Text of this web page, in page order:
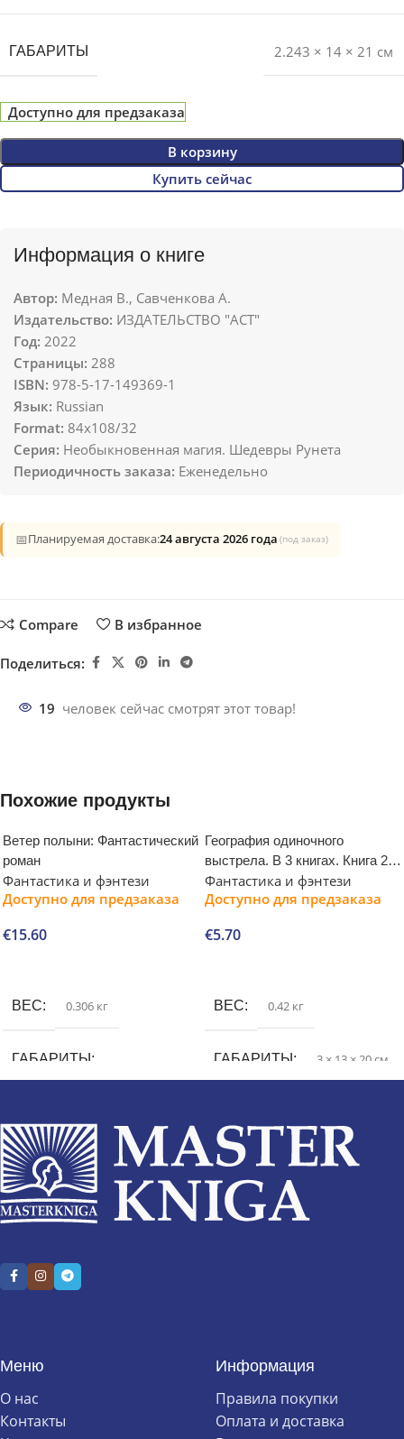
ГАБАРИТЫ 2.243 × 14 × 21 см
Доступно для предзаказа
В корзину
Купить сейчас
Информация о книге
Автор: Медная В., Савченкова А.
Издательство: ИЗДАТЕЛЬСТВО "АСТ"
Год: 2022
Страницы: 288
ISBN: 978-5-17-149369-1
Язык: Russian
Format: 84x108/32
Серия: Необыкновенная магия. Шедевры Рунета
Периодичность заказа: Еженедельно
📅Планируемая доставка:24 августа 2026 года (под заказ)
Compare В избранное
Поделиться:
19 человек сейчас смотрят этот товар!
Похожие продукты
Ветер полыни: Фантастический
роман
Фантастика и фэнтези
Доступно для предзаказа
€15.60
ВЕС 0.306 кг
ГАБАРИТЫ
География одиночного
выстрела. В 3 книгах. Книга 2.
Судьба попугая
Фантастика и фэнтези
Доступно для предзаказа
€5.70
ВЕС 0.42 кг
ГАБАРИТЫ 3 × 13 × 20 см
Меню
О нас
Контакты
Информация
Правила покупки
Оплата и доставка